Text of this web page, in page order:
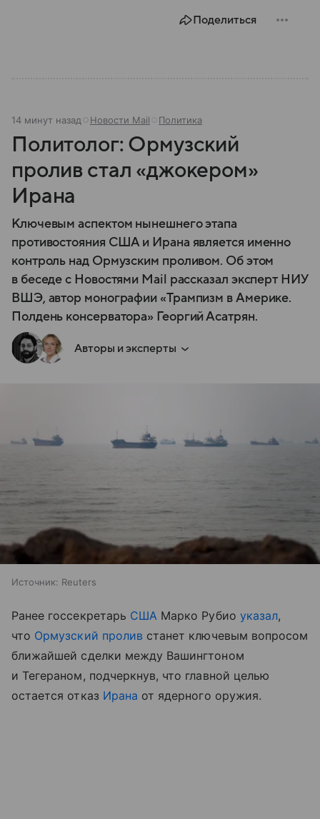
Поделиться
14 минут назад Новости Mail Политика
Политолог: Ормузский
пролив стал «джокером»
Ирана
Ключевым аспектом нынешнего этапа
противостояния США и Ирана является именно
контроль над Ормузским проливом. Об этом
в беседе с Новостями Mail рассказал эксперт НИУ
ВШЭ, автор монографии «Трампизм в Америке.
Полдень консерватора» Георгий Асатрян.
Авторы и эксперты
Источник: Reuters
Ранее госсекретарь США Марко Рубио указал,
что Ормузский пролив станет ключевым вопросом
ближайшей сделки между Вашингтоном
и Тегераном, подчеркнув, что главной целью
остается отказ Ирана от ядерного оружия.